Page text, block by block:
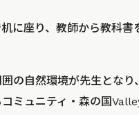
に座り、教師から教科書
の自然環境が先生となり
ミュニティ・森の国